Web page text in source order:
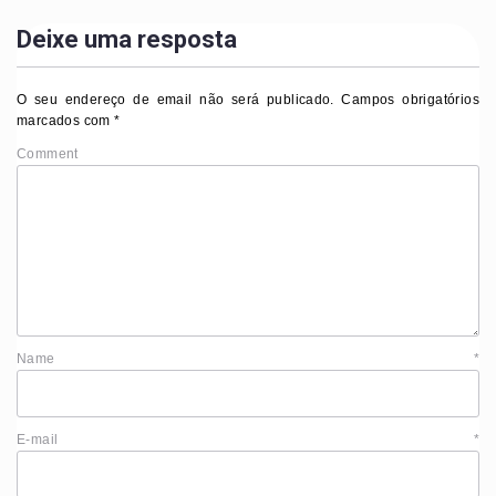
Deixe uma resposta
O seu endereço de email não será publicado. Campos obrigatórios
marcados com*
Comment
Name *
E-mail *